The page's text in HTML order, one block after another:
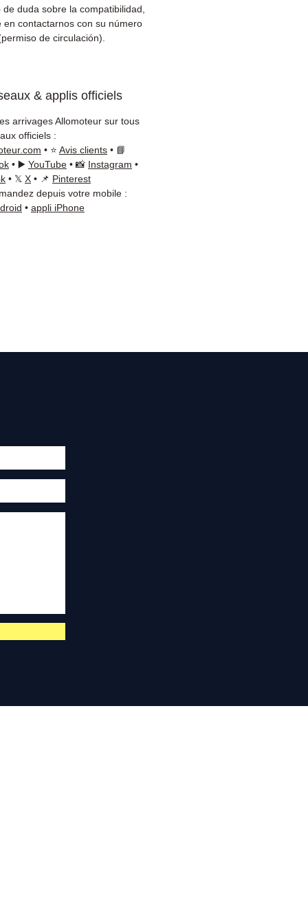
al cliente reactivo por
disponible) — Lunes a
9h-18h.
de duda sobre la compatibilidad,
en contactarnos con su número
de circulación).
& applis officiels
arrivages Allomoteur sur tous
officiels :
• ⭐ Avis clients • 📘
• ▶️ YouTube • 📸 Instagram •
• 𝕏 X • 📌 Pinterest
depuis votre mobile :
• appli iPhone